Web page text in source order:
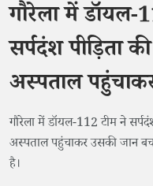
गौरेला में डॉयल-
सर्पदंश पीड़िता
अस्पताल
गौरेला में डॉयल-112 टीम ने
अस्पताल पहुंचाकर उसकी जान
है।